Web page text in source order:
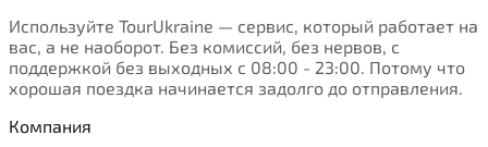
Используйте TourUkraine — сервис, который работает на
вас, а не наоборот. Без комиссий, без нервов, с
поддержкой без выходных с 08:00 - 23:00. Потому что
хорошая поездка начинается задолго до отправления.
Компания